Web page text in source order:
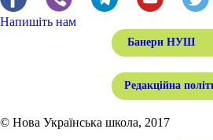
Напишіть нам
Банери НУШ
Редакційна
© Нова Українська школа, 2017